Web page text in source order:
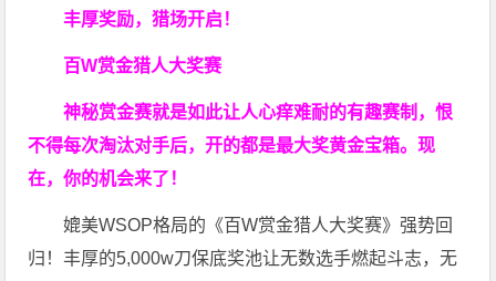
丰厚奖励，猎场开启！
百W赏金猎人大奖赛
神秘赏金赛就是如此让人心痒难耐的有趣赛制，恨
不得每次淘汰对手后，开的都是最大奖黄金宝箱。现
在，你的机会来了！
媲美WSOP格局的《百W赏金猎人大奖赛》强势回
归！丰厚的5,000w刀保底奖池让无数选手燃起斗志，无